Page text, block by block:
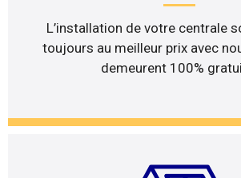
L’installation de votre centrale
toujours au meilleur prix avec
demeurent 100%